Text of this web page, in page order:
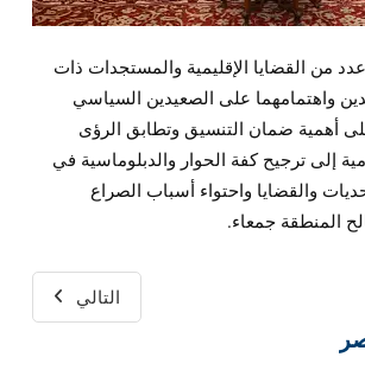
من القضايا الإقليمية والمستجدات ذات
واهتمامهما على الصعيدين السياسي
أهمية ضمان التنسيق وتطابق الرؤى
إلى ترجيح كفة الحوار والدبلوماسية في
والقضايا واحتواء أسباب الصراع
المنطقة جمعاء.
التالي